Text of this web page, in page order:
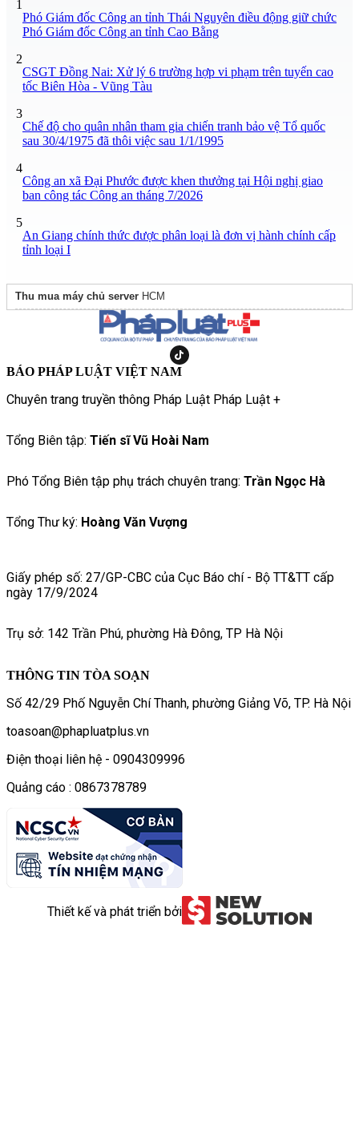
1
Phó Giám đốc Công an tỉnh Thái Nguyên điều động giữ chức
Phó Giám đốc Công an tỉnh Cao Bằng
2
CSGT Đồng Nai: Xử lý 6 trường hợp vi phạm trên tuyến cao
tốc Biên Hòa - Vũng Tàu
3
Chế độ cho quân nhân tham gia chiến tranh bảo vệ Tổ quốc
sau 30/4/1975 đã thôi việc sau 1/1/1995
4
Công an xã Đại Phước được khen thưởng tại Hội nghị giao
ban công tác Công an tháng 7/2026
5
An Giang chính thức được phân loại là đơn vị hành chính cấp
tỉnh loại I
Thu mua máy chủ server HCM
BÁO PHÁP LUẬT VIỆT NAM
Chuyên trang truyền thông Pháp Luật Pháp Luật +
Tổng Biên tập: Tiến sĩ Vũ Hoài Nam
Phó Tổng Biên tập phụ trách chuyên trang: Trần Ngọc Hà
Tổng Thư ký: Hoàng Văn Vượng
Giấy phép số: 27/GP-CBC của Cục Báo chí - Bộ TT&TT cấp
ngày 17/9/2024
Trụ sở: 142 Trần Phú, phường Hà Đông, TP Hà Nội
THÔNG TIN TÒA SOẠN
Số 42/29 Phố Nguyễn Chí Thanh, phường Giảng Võ, TP. Hà Nội
toasoan@phapluatplus.vn
Điện thoại liên hệ - 0904309996
Quảng cáo : 0867378789
Thiết kế và phát triển bởi